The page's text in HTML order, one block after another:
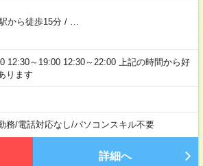
から徒歩15分/
12:30～19:00 12:30～22:00 上記の時間から好
ります
務/電話対応なし/パソコンスキル不要
詳細へ